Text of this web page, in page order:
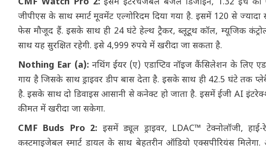
जीपीएस के साथ स्मार्ट मूवमेंट एल्गोरिदम दिया गया है. इसमें 120 से
फेस मौजूद हैं. इसके साथ ही 24 घंटे हेल्थ ट्रैकर, ब्लूटूथ कॉल, म्यूजिक
साथ यह सुरक्षित रहेगी. इसे 4,999 रुपये में खरीदा जा सकता है.
Nothing Ear (a): नथिंग ईयर (ए) एडाप्टिव नॉइज कैंसिलेशन के लिए
गाय है जिसके साथ ड्राइवर डीप बास देता है. इसके साथ ही 42.5 घंटे तक
है. इसके साथ दो डिवाइस आसानी से कनेक्ट हो जाता है. इसमें ईजी AI
कीमत में खरीदा जा सकेगा.
CMF Buds Pro 2: इसमें ड्यूल ड्राइवर, LDAC™ टेक्नोलॉजी,
कस्टमाइजेबल स्मार्ट डायल के साथ बेहतरीन ऑडियो एक्सपीरियंस